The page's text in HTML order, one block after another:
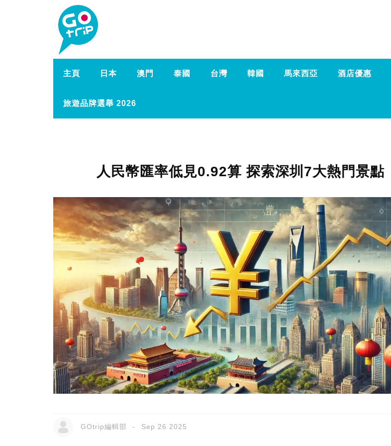
主頁 日本 澳門 泰國 台灣 韓國 馬來西亞 酒店優惠
旅遊品牌選舉 2026
人民幣匯率低見0.92算 探索深圳7大熱門景點
GOtrip編輯部 Sep 26 2025